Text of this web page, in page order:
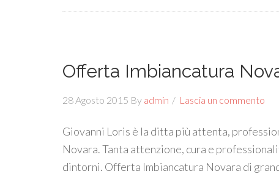
Offerta Imbiancatura
28 Agosto 2015 By admin Lascia un commento
Giovanni Loris è la ditta più attenta,
Novara. Tanta attenzione, cura e
dintorni. Offerta Imbiancatura Novara di